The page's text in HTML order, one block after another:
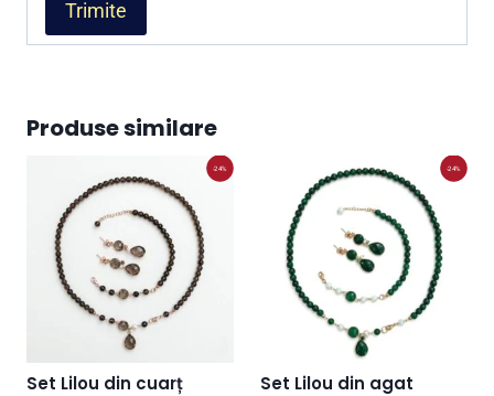
Produse similare
-24%
Set Lilou din cuarț
-24%
Set Lilou din agat